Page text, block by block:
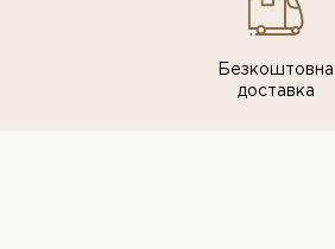
Безкоштовна
доставка